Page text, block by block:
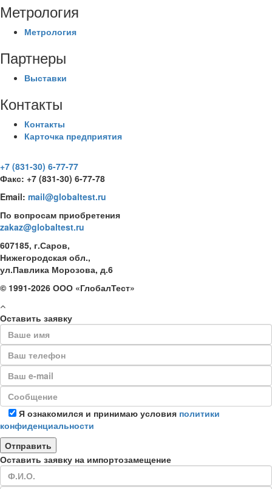
Метрология
Метрология
Партнеры
Выставки
Контакты
Контакты
Карточка предприятия
+7 (831-30) 6-77-77
Факс: +7 (831-30) 6-77-78
Email: mail@globaltest.ru
По вопросам приобретения
zakaz@globaltest.ru
607185, г.Саров,
Нижегородская обл.,
ул.Павлика Морозова, д.6
© 1991-2026 ООО «ГлобалТест»
Оставить заявку
Я ознакомился и принимаю условия политики
конфиденциальности
Оставить заявку на импортозамещение